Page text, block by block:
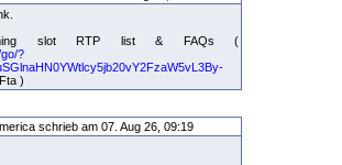
slot RTP list & FAQs (
?
)
schrieb am 07. Aug 26, 09:19